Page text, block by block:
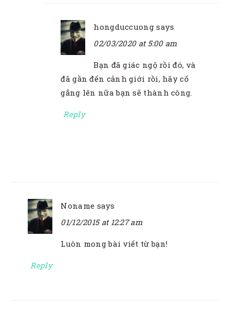
hongduccuong says
02/03/2020 at 5:00 am
Bạn đã giác ngộ rồi đó, và
đã gần đến cảnh giới rồi, hãy cố
gắng lên nữa bạn sẽ thành công.
Reply
Noname says
01/12/2015 at 12:27 am
Luôn mong bài viết từ bạn!
Reply